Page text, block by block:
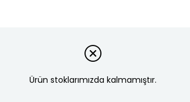
Ürün stoklarımızda kalmamıştır.